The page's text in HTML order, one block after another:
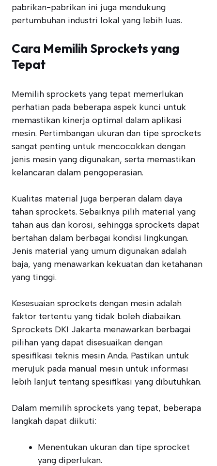
pabrikan-pabrikan ini juga mendukung
pertumbuhan industri lokal yang lebih luas.
Cara Memilih Sprockets yang
Tepat
Memilih sprockets yang tepat memerlukan
perhatian pada beberapa aspek kunci untuk
memastikan kinerja optimal dalam aplikasi
mesin. Pertimbangan ukuran dan tipe sprockets
sangat penting untuk mencocokkan dengan
jenis mesin yang digunakan, serta memastikan
kelancaran dalam pengoperasian.
Kualitas material juga berperan dalam daya
tahan sprockets. Sebaiknya pilih material yang
tahan aus dan korosi, sehingga sprockets dapat
bertahan dalam berbagai kondisi lingkungan.
Jenis material yang umum digunakan adalah
baja, yang menawarkan kekuatan dan ketahanan
yang tinggi.
Kesesuaian sprockets dengan mesin adalah
faktor tertentu yang tidak boleh diabaikan.
Sprockets DKI Jakarta menawarkan berbagai
pilihan yang dapat disesuaikan dengan
spesifikasi teknis mesin Anda. Pastikan untuk
merujuk pada manual mesin untuk informasi
lebih lanjut tentang spesifikasi yang dibutuhkan.
Dalam memilih sprockets yang tepat, beberapa
langkah dapat diikuti:
Menentukan ukuran dan tipe sprocket
yang diperlukan.